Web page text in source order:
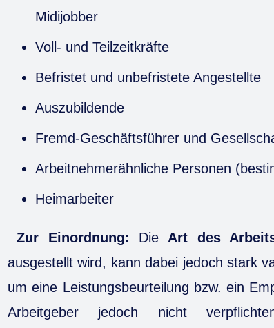
Midijobber
Voll- und Teilzeitkräfte
Befristet und unbefristete Angestellte
Auszubildende
Fremd-Geschäftsführer und
Arbeitnehmerähnliche Personen
Heimarbeiter
Zur Einordnung: Die Art des
ausgestellt wird, kann dabei jedoch stark
um eine Leistungsbeurteilung bzw. ein
Arbeitgeber jedoch nicht